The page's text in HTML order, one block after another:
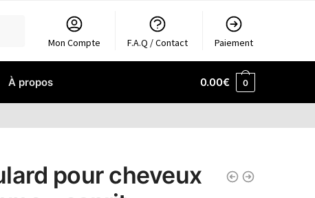
Mon Compte F.A.Q / Contact Paiement
À propos 0.00€ 0
pour cheveux